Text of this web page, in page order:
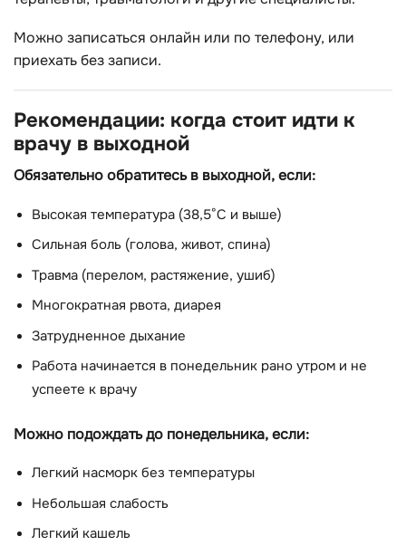
Можно записаться онлайн или по телефону, или
приехать без записи.
Рекомендации: когда стоит идти к
врачу в выходной
Обязательно обратитесь в выходной, если:
Высокая температура (38,5°C и выше)
Сильная боль (голова, живот, спина)
Травма (перелом, растяжение, ушиб)
Многократная рвота, диарея
Затрудненное дыхание
Работа начинается в понедельник рано утром и не
успеете к врачу
Можно подождать до понедельника, если:
Легкий насморк без температуры
Небольшая слабость
Легкий кашель